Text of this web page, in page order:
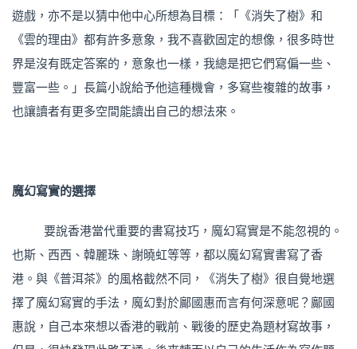
遊戲，亦不是以猜中他中心所想為目標：「《消失了樹》和
《雲的理由》都有許多意象，我不喜歡固定的想像，很多時世
界是沒有既定答案的，意象也一樣，我總是把它們寫偏一些、
豐富一些。」長篇小說給予他這種機會，多寫些複雜的故事，
也讓讀者有更多空間能讀出自己的想法來。
魔幻寫實的選擇
要說香港當代重要的書寫技巧，魔幻寫實是不能忽視的。
也斯、西西、韓麗珠、謝曉虹等等，都以魔幻寫實書寫了香
港。與《普洱茶》的風格截然不同，《消失了樹》很自覺地選
擇了魔幻寫實的手法，魔幻對於鄺國惠而言有何深意呢？鄺國
惠說，自己本來想以香港的戰前、戰後的歷史為題材寫故事，